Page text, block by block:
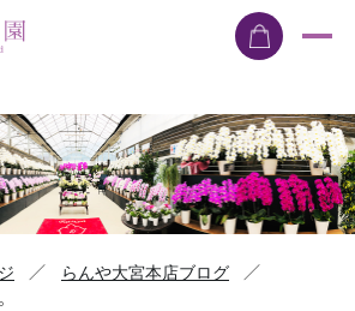
／ らんや大宮本店ブログ
／